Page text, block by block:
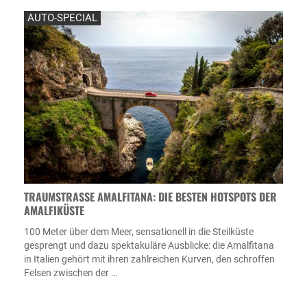
AUTO-SPECIAL
TRAUMSTRASSE AMALFITANA: DIE BESTEN HOTSPOTS DER A
MALFIKÜSTE
100 Meter über dem Meer, sensationell in die Steilküste
gesprengt und dazu spektakuläre Ausblicke: die Amalfitana
in Italien gehört mit ihren zahlreichen Kurven, den schroffen
Felsen zwischen der …